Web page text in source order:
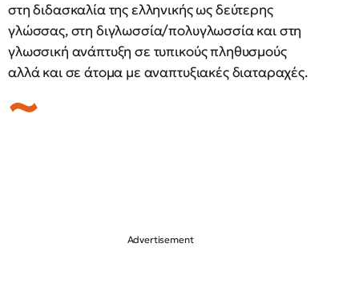
στη διδασκαλία της ελληνικής ως δεύτερης
γλώσσας, στη διγλωσσία/πολυγλωσσία και στη
γλωσσική ανάπτυξη σε τυπικούς πληθυσμούς
αλλά και σε άτομα με αναπτυξιακές διαταραχές.